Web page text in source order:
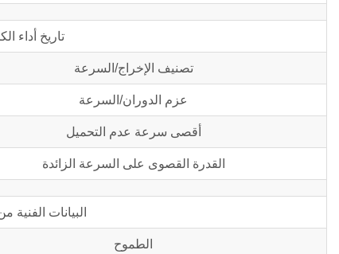
تاريخ أداء
تصنيف الإخراج/السرعة
عزم الدوران/السرعة
أقصى سرعة عدم التحميل
القدرة القصوى على السرعة الزائدة
البيانات
الطموح